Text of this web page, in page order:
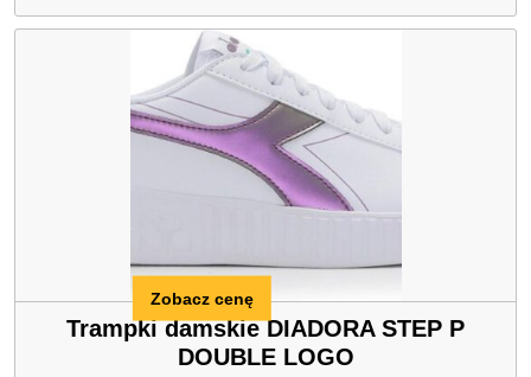
Trampki damskie DIADORA STEP P
DOUBLE LOGO
Zobacz cenę